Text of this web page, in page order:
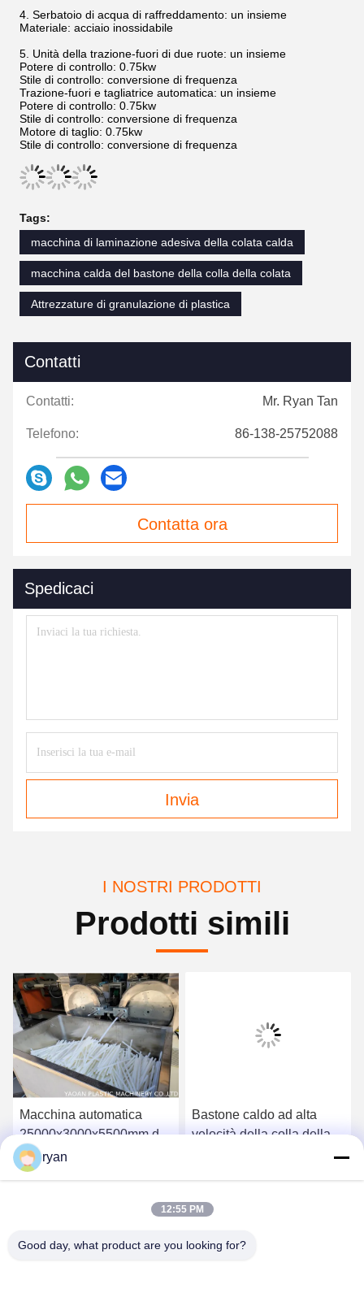
4. Serbatoio di acqua di raffreddamento: un insieme
Materiale: acciaio inossidabile
5. Unità della trazione-fuori di due ruote: un insieme
Potere di controllo: 0.75kw
Stile di controllo: conversione di frequenza
Trazione-fuori e tagliatrice automatica: un insieme
Potere di controllo: 0.75kw
Stile di controllo: conversione di frequenza
Motore di taglio: 0.75kw
Stile di controllo: conversione di frequenza
Tags:
macchina di laminazione adesiva della colata calda
macchina calda del bastone della colla della colata
Attrezzature di granulazione di plastica
Contatti
Contatti: Mr. Ryan Tan
Telefono: 86-138-25752088
Contatta ora
Spedicaci
Invia
I NOSTRI PRODOTTI
Prodotti simili
Macchina automatica
25000x3000x5500mm del
bastone della colla del
silicone 2 reattori
Ottieni il miglior prezzo
Bastone caldo ad alta
velocità della colla della
ryan
12:55 PM
Good day, what product are you looking for?